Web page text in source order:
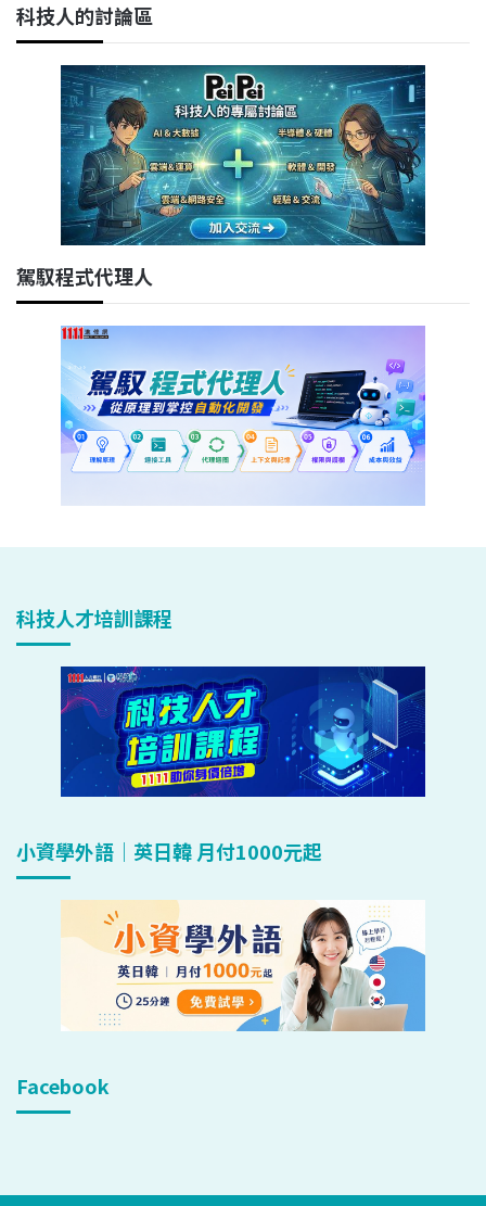
科技人的討論區
駕馭程式代理人
科技人才培訓課程
小資學外語｜英日韓 月付1000元起
Facebook